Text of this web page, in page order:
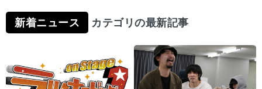
新着ニュース カテゴリの最新記事